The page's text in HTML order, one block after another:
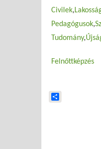
Civilek
Pedagógusok
Tudomány
Felnőttképzés